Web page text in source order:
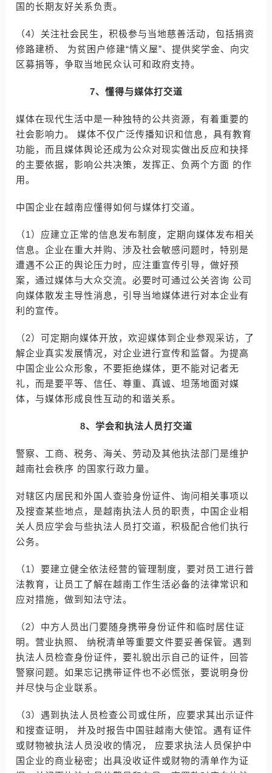
国的长期友好关系负责。
（4）关注社会民生，积极参与当地慈善活动，包括捐资
修路建桥、 为贫困户修建“情义屋”、提供奖学金、向灾
区募捐等，争取当地民众认可和政府支持。
7、懂得与媒体打交道
媒体在现代生活中是一种独特的公共资源，有着重要的
社会影响力。 媒体不仅广泛传播知识和信息，具有教育
功能，而且媒体舆论还成为公众对现实做出反应和抉择
的主要依据，影响公共决策，发挥正、负两个方面 的作
用。
中国企业在越南应懂得如何与媒体打交道。
（1）应建立正常的信息发布制度，定期向媒体发布相关
信息。企业在重大并购、涉及社会敏感问题时，特别是
遭遇不公正的舆论压力时，应注重宣传引导，做好预
案，通过媒体与大众交流。必要时可通过公关咨询 公司
向媒体散发主导性消息，引导当地媒体进行对本企业有
利的宣传。
（2）可定期向媒体开放，欢迎媒体到企业参观采访，了
解企业真实发展情况，对企业进行宣传和监督。为提高
中国企业公众形象，不要拒绝媒体，更不能对记者无
礼，而是要平等、信任、尊重、真诚、坦荡地面对媒
体，与媒体形成良性互动的和谐关系。
8、学会和执法人员打交道
警察、工商、税务、海关、劳动及其他执法部门是维护
越南社会秩序 的国家行政力量。
对辖区内居民和外国人查验身份证件、询问相关事项以
及搜查某些地点，是越南执法人员的职责，中国企业相
关人员应学会与些执法人员打交道，积极配合他们执行
公务。
（1）要建立健全依法经营的管理制度，要对员工进行普
法教育，让员工了解在越南工作生活必备的法律常识和
应对措施，做到知法守法。
（2）中方人员出门要随身携带身份证件和临时居住证
明。营业执照、 纳税清单等重要文件要妥善保管。遇到
执法人员检查身份证件，要礼貌出示自己的证件，回答
警察问题。如果忘记携带证件也不必慌张，要说明身份
并尽快与企业联系。
（3）遇到执法人员检查公司或住所，应要求其出示证件
和搜查证明， 并及时报告中国驻越南大使馆。遇有证件
或财物被执法人员没收的情况， 应要求执法人员保护中
国企业的商业秘密；出具没收证件或财物的清单作为证